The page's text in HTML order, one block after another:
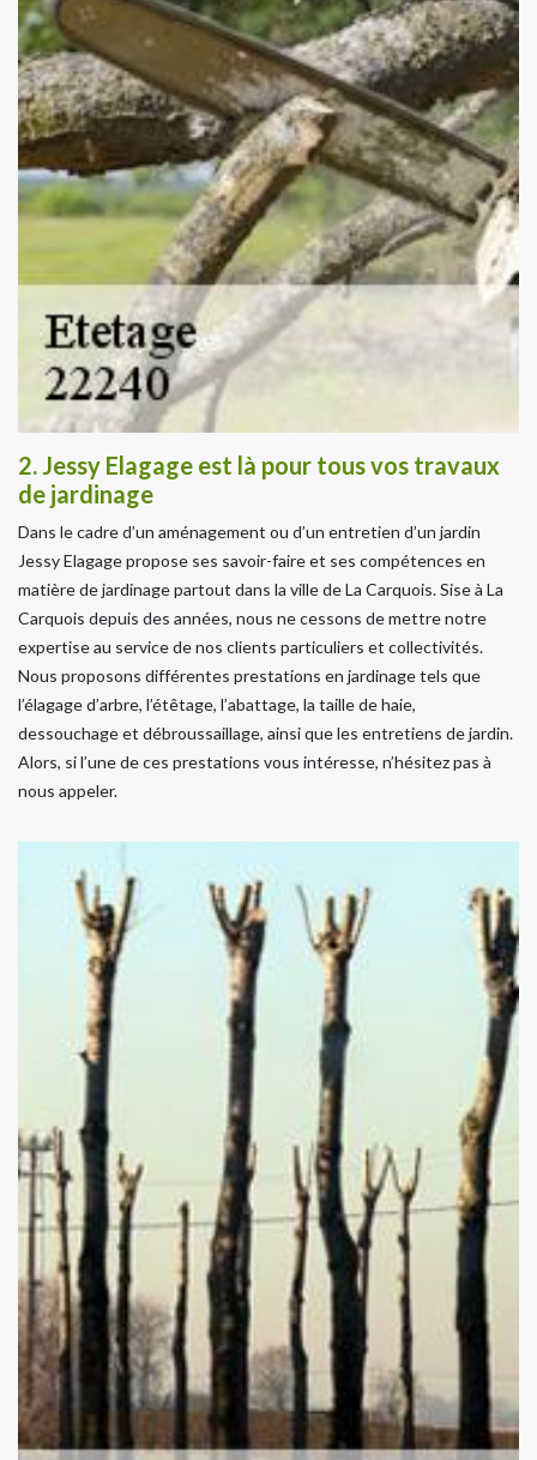
2. Jessy Elagage est là pour tous vos travaux
de jardinage
Dans le cadre d’un aménagement ou d’un entretien d’un jardin
Jessy Elagage propose ses savoir-faire et ses compétences en
matière de jardinage partout dans la ville de La Carquois. Sise à La
Carquois depuis des années, nous ne cessons de mettre notre
expertise au service de nos clients particuliers et collectivités.
Nous proposons différentes prestations en jardinage tels que
l’élagage d’arbre, l’étêtage, l’abattage, la taille de haie,
dessouchage et débroussaillage, ainsi que les entretiens de jardin.
Alors, si l’une de ces prestations vous intéresse, n’hésitez pas à
nous appeler.